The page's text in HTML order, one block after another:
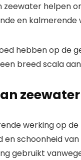
zeewater helpen
en
hebben op de
breed scala
zeewater
werking op
schoonheid
gebruikt